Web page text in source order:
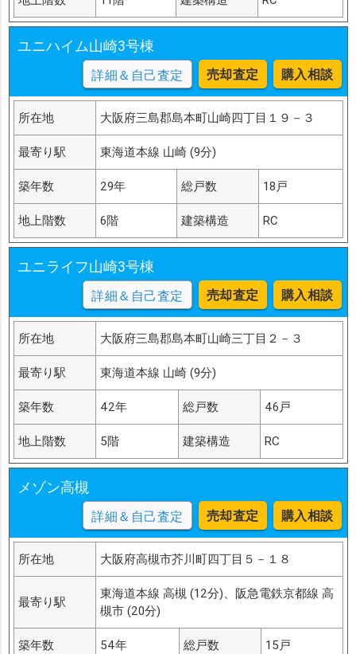
ユニハイム山崎3号棟
詳細＆自己査定 売却査定 購入相談
所在地 大阪府三島郡島本町山崎四丁目１９－３
最寄り駅 東海道本線 山崎 (9分)
築年数 29年 総戸数 18戸
地上階数 6階 建築構造 RC
ユニライフ山崎3号棟
詳細＆自己査定 売却査定 購入相談
所在地 大阪府三島郡島本町山崎三丁目２－３
最寄り駅 東海道本線 山崎 (9分)
築年数 42年 総戸数 46戸
地上階数 5階 建築構造 RC
メゾン高槻
詳細＆自己査定 売却査定 購入相談
所在地 大阪府高槻市芥川町四丁目５－１８
最寄り駅
東海道本線 高槻 (12分)、阪急電鉄京都線 高
槻市 (20分)
築年数 54年 総戸数 15戸